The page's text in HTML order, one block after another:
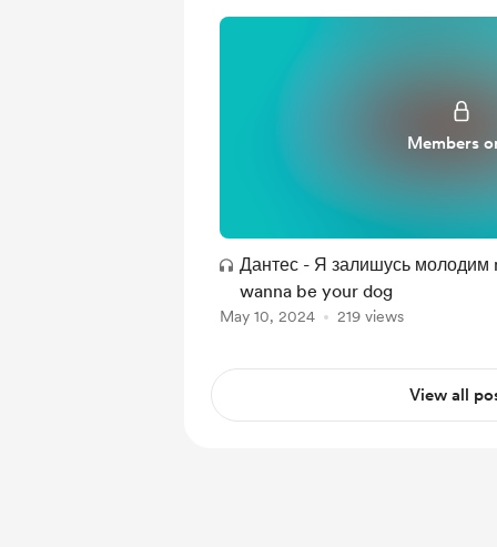
Members
Дантес - Я залишусь молодим
wanna be your dog
May 10, 2024 219 views
View all